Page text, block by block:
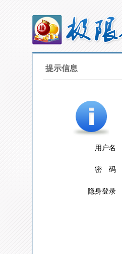
提示信息
用户名
密 码
隐身登录